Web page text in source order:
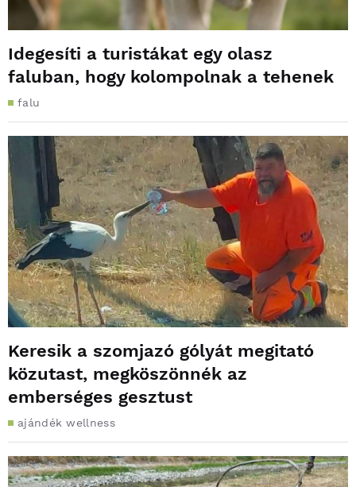
Idegesíti a turistákat egy olasz
faluban, hogy kolompolnak a tehenek
falu
Keresik a szomjazó gólyát megitató
közutast, megköszönnék az
emberséges gesztust
ajándék wellness